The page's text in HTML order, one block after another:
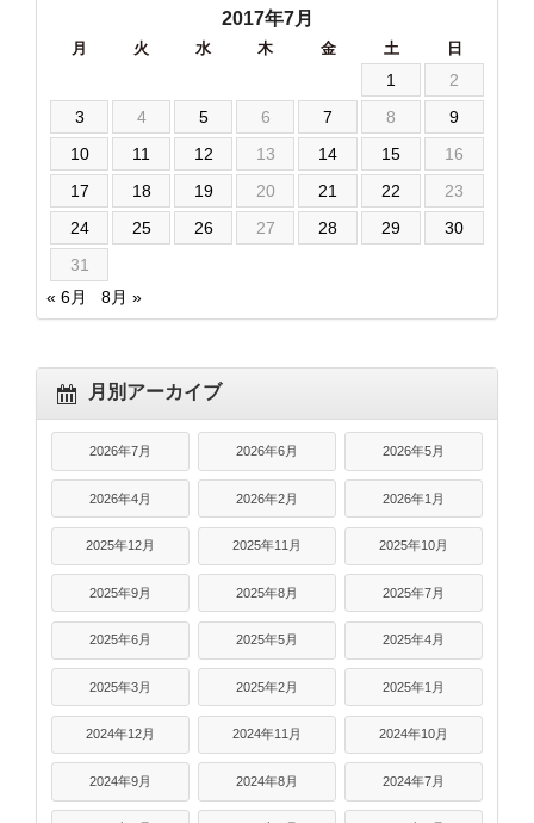
2017年7月
月 火 水 木 金 土 日
1
2
3
4 5 6 7 8
9
10
11 12 13 14 15
16
17
18 19 20 21 22
23
24
25 26 27 28 29
30
31
« 6月
8月 »
月別アーカイブ
2026年7月 2026年6月 2026年5月
2026年4月 2026年2月 2026年1月
2025年12月 2025年11月 2025年10月
2025年9月 2025年8月 2025年7月
2025年6月 2025年5月 2025年4月
2025年3月 2025年2月 2025年1月
2024年12月 2024年11月 2024年10月
2024年9月 2024年8月 2024年7月